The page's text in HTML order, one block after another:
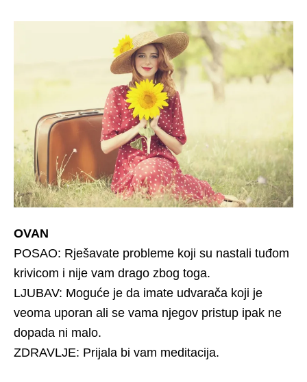
OVAN
POSAO: Rješavate probleme koji su nastali tuđom
krivicom i nije vam drago zbog toga.
LJUBAV: Moguće je da imate udvarača koji je
veoma uporan ali se vama njegov pristup ipak ne
dopada ni malo.
ZDRAVLJE: Prijala bi vam meditacija.